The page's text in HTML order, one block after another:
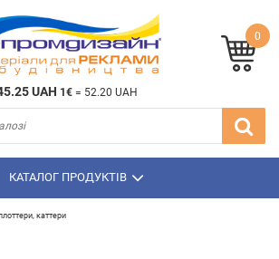
UAH 1€ = 52.20 UAH
0
КАТАЛОГ ПРОДУКТІВ
каттери